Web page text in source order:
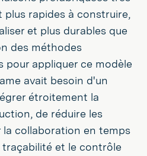
rapides à construire,
et plus durables que
des méthodes
pour appliquer ce modèle
avait besoin d'un
étroitement la
de réduire les
la collaboration en temps
et le contrôle